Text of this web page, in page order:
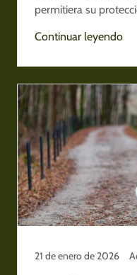
permitiera su
Continuar leyendo
21 de enero de 2026